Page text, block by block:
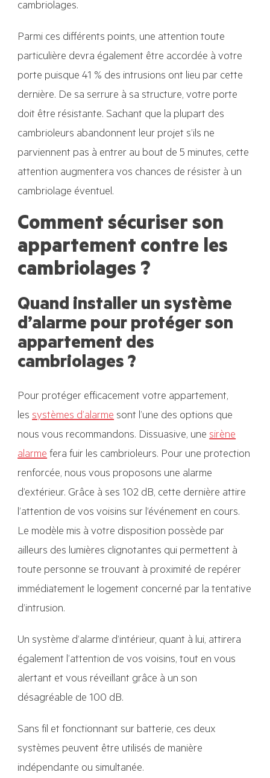
cambriolages.
Parmi ces différents points, une attention toute
particulière devra également être accordée à votre
porte puisque 41 % des intrusions ont lieu par cette
dernière. De sa serrure à sa structure, votre porte
doit être résistante. Sachant que la plupart des
cambrioleurs abandonnent leur projet s’ils ne
parviennent pas à entrer au bout de 5 minutes, cette
attention augmentera vos chances de résister à un
cambriolage éventuel.
Comment sécuriser son
appartement contre les
cambriolages ?
Quand installer un système
d’alarme pour protéger son
appartement des
cambriolages ?
Pour protéger efficacement votre appartement,
les systèmes d’alarme sont l’une des options que
nous vous recommandons. Dissuasive, une sirène
alarme fera fuir les cambrioleurs. Pour une protection
renforcée, nous vous proposons une alarme
d’extérieur. Grâce à ses 102 dB, cette dernière attire
l’attention de vos voisins sur l’événement en cours.
Le modèle mis à votre disposition possède par
ailleurs des lumières clignotantes qui permettent à
toute personne se trouvant à proximité de repérer
immédiatement le logement concerné par la tentative
d’intrusion.
Un système d’alarme d’intérieur, quant à lui, attirera
également l’attention de vos voisins, tout en vous
alertant et vous réveillant grâce à un son
désagréable de 100 dB.
Sans fil et fonctionnant sur batterie, ces deux
systèmes peuvent être utilisés de manière
indépendante ou simultanée.